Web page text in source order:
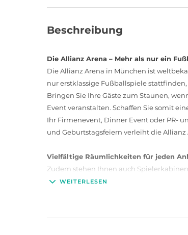
Beschreibung
Die Allianz Arena – Mehr als nur ein
Die Allianz Arena in München ist
nur erstklassige Fußballspiele
Bringen Sie Ihre Gäste zum Staunen,
Event veranstalten. Schaffen Sie somit
Ihr Firmenevent, Dinner Event oder PR-
und Geburtstagsfeiern verleiht die Allianz
Vielfältige Räumlichkeiten für jeden
Zudem stehen Ihnen auch
In den einzelnen Räumen variieren die
Moderne Ausstattung und
WEITERLESEN